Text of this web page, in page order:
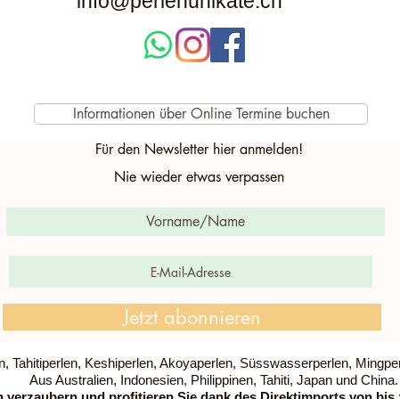
Informationen über Online Termine buchen
Für den Newsletter hier anmelden!
Nie wieder etwas verpassen
Jetzt abonnieren
Tahitiperlen, Keshiperlen, Akoyaperlen, Süsswasserperlen,
Aus Australien, Indonesien, Philippinen, Tahiti, Japan und China.